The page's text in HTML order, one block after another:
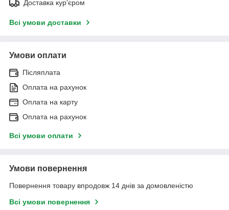
Доставка кур'єром
Всі умови доставки
Умови оплати
Післяплата
Оплата на рахунок
Оплата на карту
Оплата на рахунок
Всі умови оплати
Умови повернення
Повернення товару впродовж 14 днів за домовленістю
Всі умови повернення